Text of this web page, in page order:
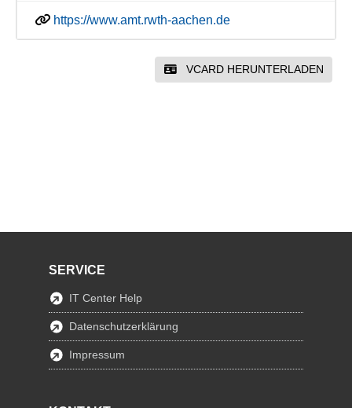
https://www.amt.rwth-aachen.de
VCARD HERUNTERLADEN
SERVICE
IT Center Help
Datenschutzerklärung
Impressum